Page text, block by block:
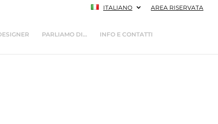
ITALIANO AREA RISERVATA
PARLIAMO DI… INFO E CONTATTI